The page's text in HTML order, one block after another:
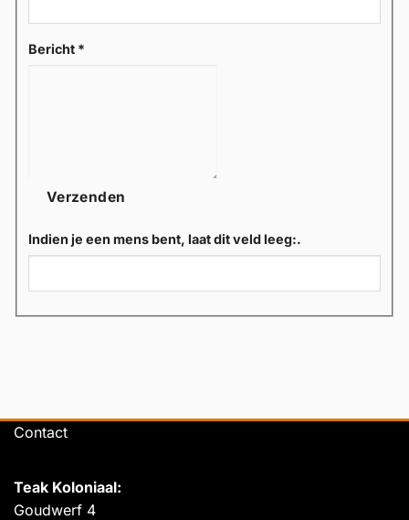
Bericht *
Verzenden
Indien je een mens bent, laat dit veld leeg:.
Contact
Teak Koloniaal:
Goudwerf 4